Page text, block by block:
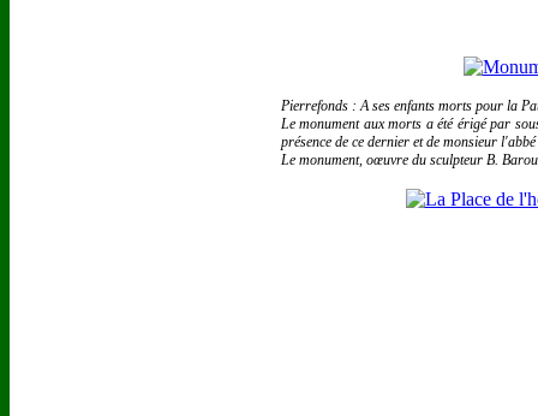
Pierrefonds : A ses enfants morts pour la
Le monument aux morts a été érigé par
présence de ce dernier et de monsieur
Le monument, oœuvre du sculpteur B.